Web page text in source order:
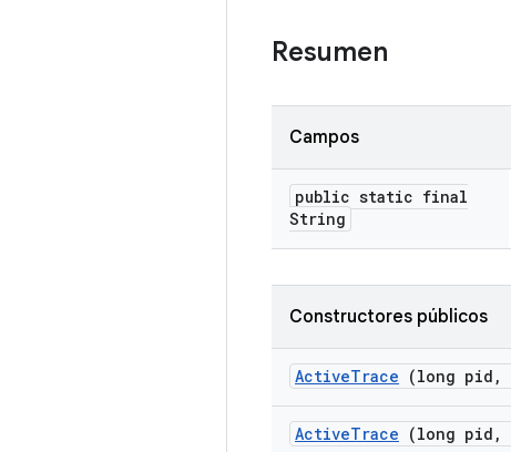
Resumen
Campos
public static final
String
Constructores públicos
ActiveTrace (long pid ,
ActiveTrace (long pid ,